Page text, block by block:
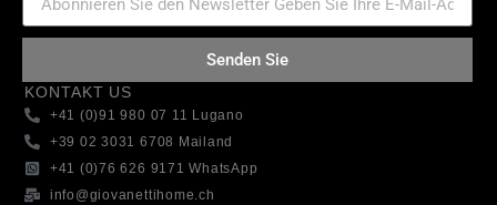
Senden Sie
KONTAKT US
+41 (0)91 980 07 11 Lugano
+39 02 3031 6708 Mailand
+41 (0)76 626 9171 WhatsApp
info@giovanettihome.ch